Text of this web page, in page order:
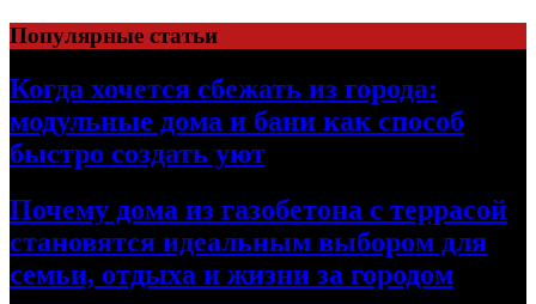
Перейти
к
содержимому
Популярные статьи
Когда хочется сбежать из города:
модульные дома и бани как способ
быстро создать уют
Почему дома из газобетона с террасой
становятся идеальным выбором для
семьи, отдыха и жизни за городом